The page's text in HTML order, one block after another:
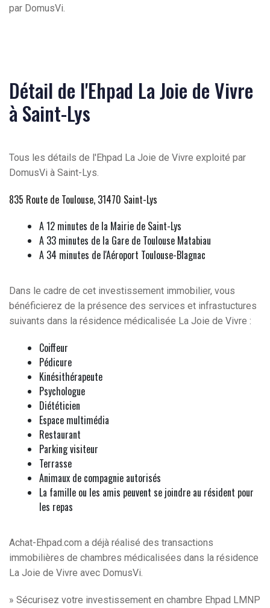
par DomusVi.
Détail de l'Ehpad La Joie de Vivre
à Saint-Lys
Tous les détails de l'Ehpad La Joie de Vivre exploité par
DomusVi à Saint-Lys.
835 Route de Toulouse, 31470 Saint-Lys
A 12 minutes de la Mairie de Saint-Lys
A 33 minutes de la Gare de Toulouse Matabiau
A 34 minutes de l'Aéroport Toulouse-Blagnac
Dans le cadre de cet investissement immobilier, vous
bénéficierez de la présence des services et infrastuctures
suivants dans la résidence médicalisée La Joie de Vivre :
Coiffeur
Pédicure
Kinésithérapeute
Psychologue
Diététicien
Espace multimédia
Restaurant
Parking visiteur
Terrasse
Animaux de compagnie autorisés
La famille ou les amis peuvent se joindre au résident pour
les repas
Achat-Ehpad.com a déjà réalisé des transactions
immobilières de chambres médicalisées dans la résidence
La Joie de Vivre avec DomusVi.
» Sécurisez votre investissement en chambre Ehpad LMNP